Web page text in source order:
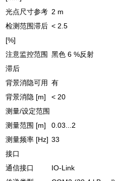
光点尺寸参考 2 m
检测范围滞后
[%]
< 2.5
注意监控范围
滞后
黑色 6 %反射
背景消隐可用 有
背景消隐 [m]
< 20
测量/设定范围
测量范围 [m]
0.03...2
测量频率 [Hz] 33
接口
通信接口
IO-Link